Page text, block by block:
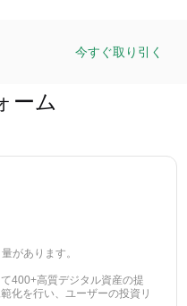
今すぐ取り引く
ーム
があります。
400+高質デジタル資産の提
化を行い、ユーザーの投資リ